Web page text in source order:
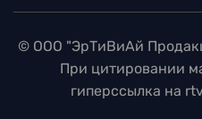
© ООО "ЭрТиВиАй
При цитировании
гиперссылка на